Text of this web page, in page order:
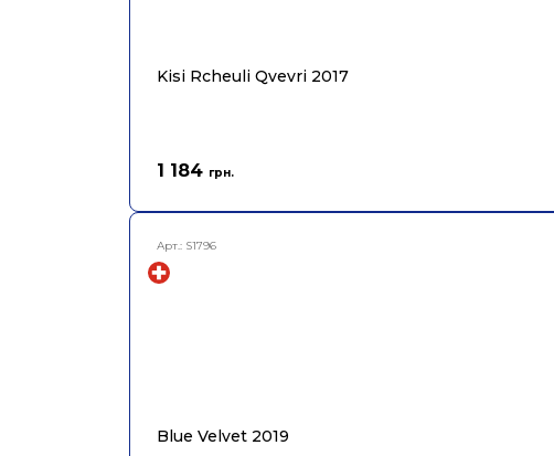
Kisi Rcheuli Qvevri 2017
1 184 грн.
Арт.: S1796
Blue Velvet 2019